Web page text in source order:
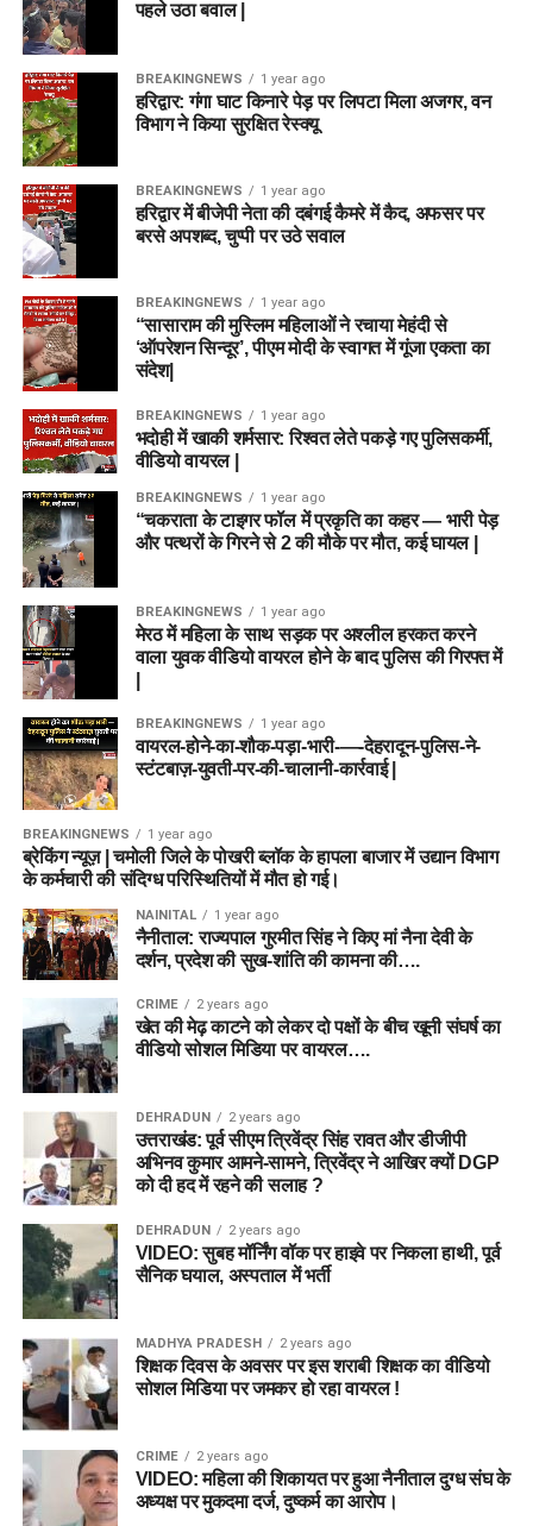
पहले उठा बवाल |
BREAKINGNEWS 1 year ago
हरिद्वार: गंगा घाट किनारे पेड़ पर लिपटा मिला अजगर, वन
विभाग ने किया सुरक्षित रेस्क्यू
BREAKINGNEWS 1 year ago
हरिद्वार में बीजेपी नेता की दबंगई कैमरे में कैद, अफसर पर
बरसे अपशब्द, चुप्पी पर उठे सवाल
BREAKINGNEWS 1 year ago
“सासाराम की मुस्लिम महिलाओं ने रचाया मेहंदी से
‘ऑपरेशन सिन्दूर’, पीएम मोदी के स्वागत में गूंजा एकता का
संदेश|
BREAKINGNEWS 1 year ago
भदोही में खाकी शर्मसार: रिश्वत लेते पकड़े गए पुलिसकर्मी,
वीडियो वायरल |
BREAKINGNEWS 1 year ago
“चकराता के टाइगर फॉल में प्रकृति का कहर — भारी पेड़
और पत्थरों के गिरने से 2 की मौके पर मौत, कई घायल |
BREAKINGNEWS 1 year ago
मेरठ में महिला के साथ सड़क पर अश्लील हरकत करने
वाला युवक वीडियो वायरल होने के बाद पुलिस की गिरफ्त में
BREAKINGNEWS 1 year ago
वायरल-होने-का-शौक-पड़ा-भारी-—-देहरादून-पुलिस-ने-
स्टंटबाज़-युवती-पर-की-चालानी-कार्रवाई |
BREAKINGNEWS 1 year ago
ब्रेकिंग न्यूज़ | चमोली जिले के पोखरी ब्लॉक के हापला बाजार में उद्यान विभाग
के कर्मचारी की संदिग्ध परिस्थितियों में मौत हो गई।
NAINITAL 1 year ago
नैनीताल: राज्यपाल गुरमीत सिंह ने किए मां नैना देवी के
दर्शन, प्रदेश की सुख-शांति की कामना की….
CRIME 2 years ago
खेत की मेढ़ काटने को लेकर दो पक्षों के बीच खूनी संघर्ष का
वीडियो सोशल मिडिया पर वायरल….
DEHRADUN 2 years ago
उत्तराखंड: पूर्व सीएम त्रिवेंद्र सिंह रावत और डीजीपी
अभिनव कुमार आमने-सामने, त्रिवेंद्र ने आखिर क्यों DGP
को दी हद में रहने की सलाह ?
DEHRADUN 2 years ago
VIDEO: सुबह मॉर्निंग वॉक पर हाइवे पर निकला हाथी, पूर्व
सैनिक घयाल, अस्पताल में भर्ती
MADHYA PRADESH 2 years ago
शिक्षक दिवस के अवसर पर इस शराबी शिक्षक का वीडियो
सोशल मिडिया पर जमकर हो रहा वायरल !
CRIME 2 years ago
VIDEO: महिला की शिकायत पर हुआ नैनीताल दुग्ध संघ के
अध्यक्ष पर मुकदमा दर्ज, दुष्कर्म का आरोप।